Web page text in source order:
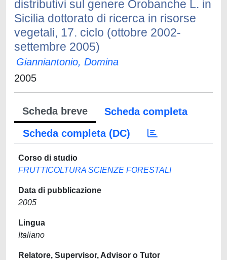
distributivi sul genere Orobanche L. in
Sicilia dottorato di ricerca in risorse
vegetali, 17. ciclo (ottobre 2002-
settembre 2005)
Gianniantonio, Domina
2005
Scheda breve
Scheda completa
Scheda completa (DC)
Corso di studio
FRUTTICOLTURA SCIENZE FORESTALI
Data di pubblicazione
2005
Lingua
Italiano
Relatore, Supervisor, Advisor o Tutor